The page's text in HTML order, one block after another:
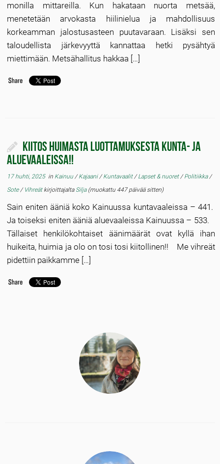
monilla mittareilla. Kun hakataan nuorta metsää,
menetetään arvokasta hiilinielua ja mahdollisuus
korkeamman jalostusasteen puutavaraan. Lisäksi sen
taloudellista järkevyyttä kannattaa hetki pysähtyä
miettimään. Metsähallitus hakkaa […]
Kiitos huimasta luottamuksesta kunta- ja
aluevaaleissa!!
17 huhti, 2025in Kainuu/Kajaani/Kuntavaalit/Lapset & nuoret/Politiikka/
Sote/ Vihreät kirjoittajalta Silja(muokattu 447 päivää sitten)
Sain eniten ääniä koko Kainuussa kuntavaaleissa – 441.
Ja toiseksi eniten ääniä aluevaaleissa Kainuussa – 533.
Tällaiset henkilökohtaiset äänimäärät ovat kyllä ihan
huikeita, huimia ja olo on tosi tosi kiitollinen!! Me vihreät
pidettiin paikkamme […]